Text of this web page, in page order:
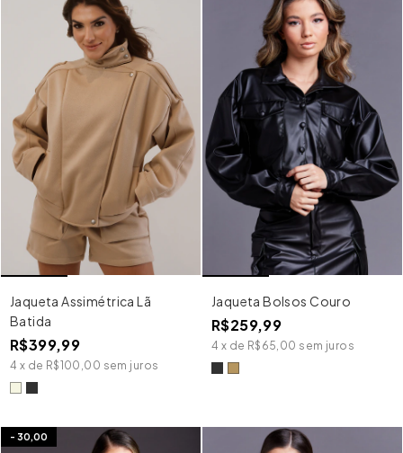
Jaqueta Assimétrica Lã
Batida
R$399,99
4 x de R$100,00 sem juros
Jaqueta Bolsos Couro
R$259,99
4 x de R$65,00 sem juros
- 30,00